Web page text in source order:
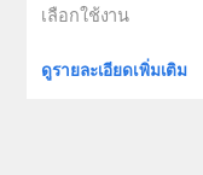
เลือกใช้งาน
ดูรายละเอียดเพิ่มเติม